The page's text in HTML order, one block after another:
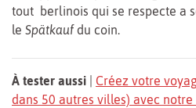
tout berlinois qui se respecte a
le Spätkaufdu coin.
À tester aussi
Créez votre
dans 50 autres villes) avec